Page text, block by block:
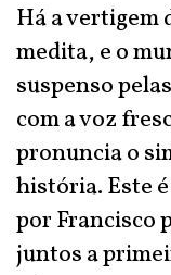
Há a vertigem
medita, e o
suspenso
com a voz
pronuncia o
história. Este
por Francisco
juntos a